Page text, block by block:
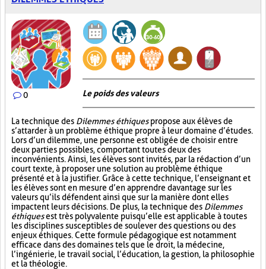
0 Le poids des valeurs
La technique des Dilemmes éthiquespropose aux élèves de
s’attarder à un problème éthique propre à leur domaine d’études.
Lors d’un dilemme, une personne est obligée de choisir entre
deux parties possibles, comportant toutes deux des
inconvénients. Ainsi, les élèves sont invités, par la rédaction d’un
court texte, à proposer une solution au problème éthique
présenté et à la justifier. Grâce à cette technique, l’enseignant et
les élèves sont en mesure d’en apprendre davantage sur les
valeurs qu’ils défendent ainsi que sur la manière dont elles
impactent leurs décisions. De plus, la technique des Dilemmes
éthiquesest très polyvalente puisqu’elle est applicable à toutes
les disciplines susceptibles de soulever des questions ou des
enjeux éthiques. Cette formule pédagogique est notamment
efficace dans des domaines tels que le droit, la médecine,
l’ingénierie, le travail social, l’éducation, la gestion, la philosophie
et la théologie.